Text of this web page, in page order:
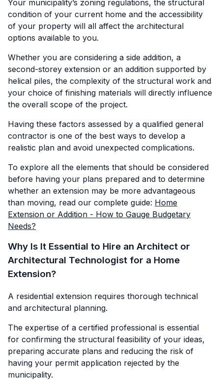
Your municipality’s zoning regulations, the structural
condition of your current home and the accessibility
of your property will all affect the architectural
options available to you.
Whether you are considering a side addition, a
second-storey extension or an addition supported by
helical piles, the complexity of the structural work and
your choice of finishing materials will directly influence
the overall scope of the project.
Having these factors assessed by a qualified general
contractor is one of the best ways to develop a
realistic plan and avoid unexpected complications.
To explore all the elements that should be considered
before having your plans prepared and to determine
whether an extension may be more advantageous
than moving, read our complete guide: Home
Extension or Addition - How to Gauge Budgetary
Needs?
Why Is It Essential to Hire an Architect or
Architectural Technologist for a Home
Extension?
A residential extension requires thorough technical
and architectural planning.
The expertise of a certified professional is essential
for confirming the structural feasibility of your ideas,
preparing accurate plans and reducing the risk of
having your permit application rejected by the
municipality.